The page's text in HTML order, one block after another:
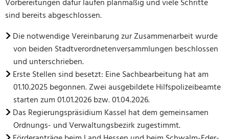
Vorbereitungen dafür laufen planmäßig und viele Schritte
sind bereits abgeschlossen.
Die notwendige Vereinbarung zur Zusammenarbeit wurde
von beiden Stadtverordnetenversammlungen beschlossen
und unterschrieben.
Erste Stellen sind besetzt: Eine Sachbearbeitung hat am
01.10.2025 begonnen. Zwei ausgebildete Hilfspolizeibeamte
starten zum 01.01.2026 bzw. 01.04.2026.
Das Regierungspräsidium Kassel hat dem gemeinsamen
Ordnungs- und Verwaltungsbezirk zugestimmt.